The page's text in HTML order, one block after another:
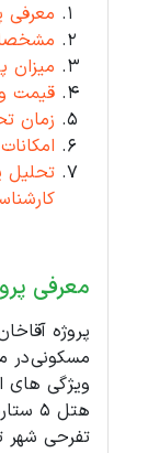
معرفی
میزان
قیمت
زمان
تحلیل
معرفی
ویژگی های
هتل
تفرحی شهر